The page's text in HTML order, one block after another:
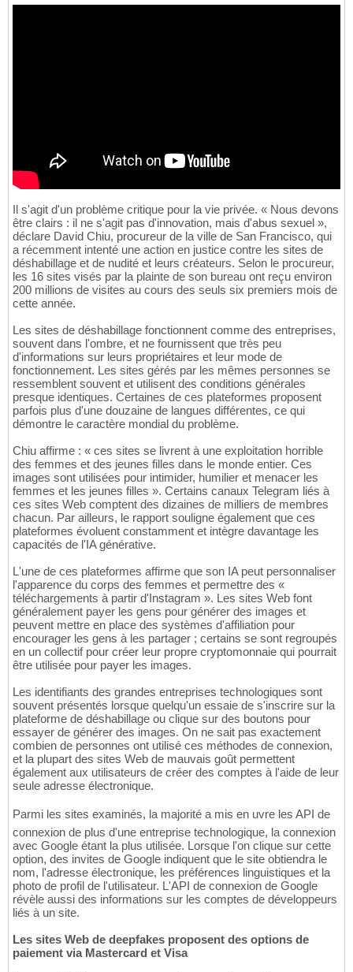
Il s'agit d'un problème critique pour la vie privée. « Nous devons
être clairs : il ne s'agit pas d'innovation, mais d'abus sexuel »,
déclare David Chiu, procureur de la ville de San Francisco, qui
a récemment intenté une action en justice contre les sites de
déshabillage et de nudité et leurs créateurs. Selon le procureur,
les 16 sites visés par la plainte de son bureau ont reçu environ
200 millions de visites au cours des seuls six premiers mois de
cette année.
Les sites de déshabillage fonctionnent comme des entreprises,
souvent dans l'ombre, et ne fournissent que très peu
d'informations sur leurs propriétaires et leur mode de
fonctionnement. Les sites gérés par les mêmes personnes se
ressemblent souvent et utilisent des conditions générales
presque identiques. Certaines de ces plateformes proposent
parfois plus d'une douzaine de langues différentes, ce qui
démontre le caractère mondial du problème.
Chiu affirme : « ces sites se livrent à une exploitation horrible
des femmes et des jeunes filles dans le monde entier. Ces
images sont utilisées pour intimider, humilier et menacer les
femmes et les jeunes filles ». Certains canaux Telegram liés à
ces sites Web comptent des dizaines de milliers de membres
chacun. Par ailleurs, le rapport souligne également que ces
plateformes évoluent constamment et intègre davantage les
capacités de l'IA générative.
L'une de ces plateformes affirme que son IA peut personnaliser
l'apparence du corps des femmes et permettre des «
téléchargements à partir d'Instagram ». Les sites Web font
généralement payer les gens pour générer des images et
peuvent mettre en place des systèmes d'affiliation pour
encourager les gens à les partager ; certains se sont regroupés
en un collectif pour créer leur propre cryptomonnaie qui pourrait
être utilisée pour payer les images.
Les identifiants des grandes entreprises technologiques sont
souvent présentés lorsque quelqu'un essaie de s'inscrire sur la
plateforme de déshabillage ou clique sur des boutons pour
essayer de générer des images. On ne sait pas exactement
combien de personnes ont utilisé ces méthodes de connexion,
et la plupart des sites Web de mauvais goût permettent
également aux utilisateurs de créer des comptes à l'aide de leur
seule adresse électronique.
Parmi les sites examinés, la majorité a mis en uvre les API de
connexion de plus d'une entreprise technologique, la connexion
avec Google étant la plus utilisée. Lorsque l'on clique sur cette
option, des invites de Google indiquent que le site obtiendra le
nom, l'adresse électronique, les préférences linguistiques et la
photo de profil de l'utilisateur. L'API de connexion de Google
révèle aussi des informations sur les comptes de développeurs
liés à un site.
Les sites Web de deepfakes proposent des options de
paiement via Mastercard et Visa